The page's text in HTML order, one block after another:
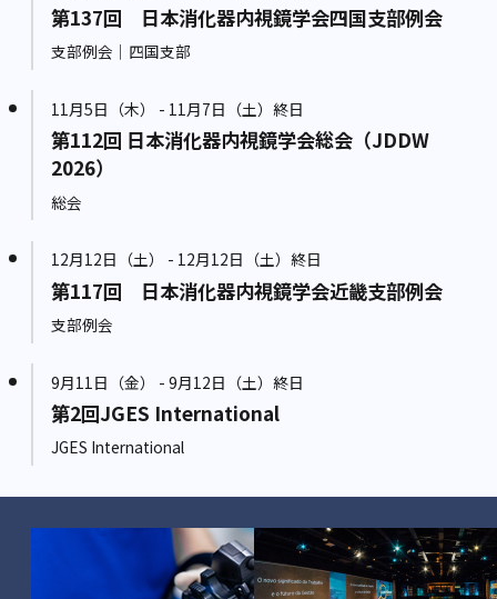
第137回 日本消化器内視鏡学会四国支部例会
支部例会｜四国支部
11月5日（木） - 11月7日（土）終日
第112回 日本消化器内視鏡学会総会（JDDW
2026）
総会
12月12日（土） - 12月12日（土）終日
第117回 日本消化器内視鏡学会近畿支部例会
支部例会
9月11日（金） - 9月12日（土）終日
第2回JGES International
JGES International